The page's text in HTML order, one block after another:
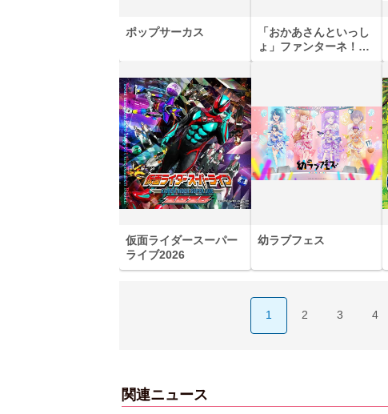
ポップサーカス
「おかあさんといっし
ょ」ファンターネ！と
仮面ライダースーパー
ライブ2026
幼ラブフェス
1 2 3 4
関連ニュース